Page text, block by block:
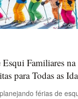
Esqui Familiares na
para Todas as
férias de